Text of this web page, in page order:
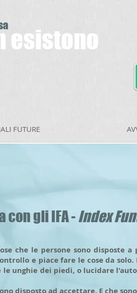
esistono
FUTURE
con gli IFA -Index
che le persone sono disposte a
e piace fare le cose da solo.
le unghie dei piedi, o lucidare
disposto ad accettare. E che